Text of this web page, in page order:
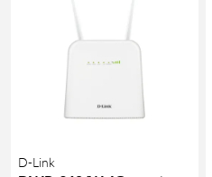
D-Link